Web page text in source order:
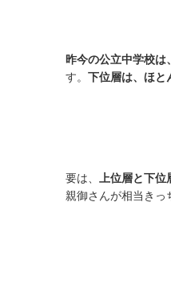
昨今の公立中学校
す。 下位層は、ほと
要は、 上位層と下
親御さんが相当きっ